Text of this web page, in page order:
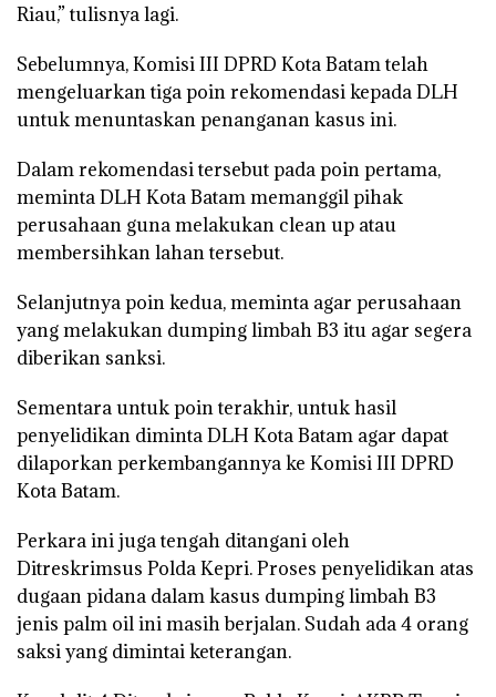
Riau,” tulisnya lagi.
Sebelumnya, Komisi III DPRD Kota Batam telah
mengeluarkan tiga poin rekomendasi kepada DLH
untuk menuntaskan penanganan kasus ini.
Dalam rekomendasi tersebut pada poin pertama,
meminta DLH Kota Batam memanggil pihak
perusahaan guna melakukan clean up atau
membersihkan lahan tersebut.
Selanjutnya poin kedua, meminta agar perusahaan
yang melakukan dumping limbah B3 itu agar segera
diberikan sanksi.
Sementara untuk poin terakhir, untuk hasil
penyelidikan diminta DLH Kota Batam agar dapat
dilaporkan perkembangannya ke Komisi III DPRD
Kota Batam.
Perkara ini juga tengah ditangani oleh
Ditreskrimsus Polda Kepri. Proses penyelidikan atas
dugaan pidana dalam kasus dumping limbah B3
jenis palm oil ini masih berjalan. Sudah ada 4 orang
saksi yang dimintai keterangan.